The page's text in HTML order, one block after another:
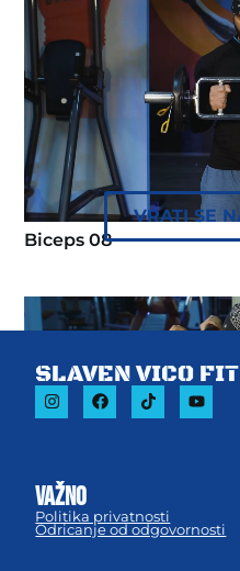
Biceps 08
VRATI SE
SLAVEN VICO
važno
Politika privatnosti
Odricanje od odgovornosti